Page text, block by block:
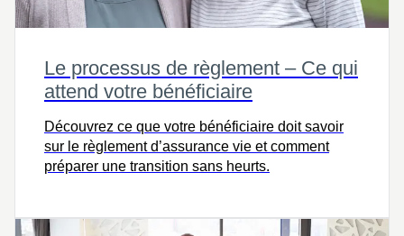
Le processus de règlement – Ce qui
attend votre bénéficiaire
Découvrez ce que votre bénéficiaire doit savoir
sur le règlement d’assurance vie et comment
préparer une transition sans heurts.